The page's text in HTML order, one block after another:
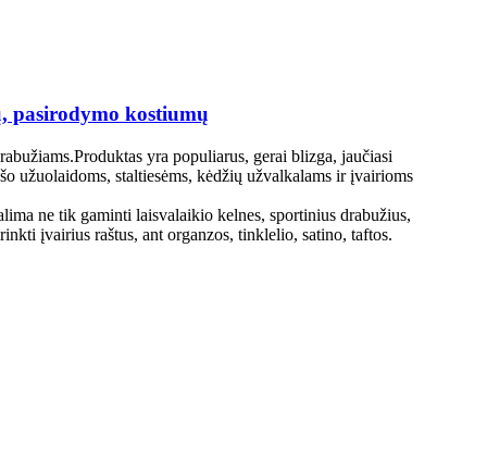
pasirodymo kostiumų
yra populiarus, gerai blizga, jaučiasi
užuolaidoms, staltiesėms, kėdžių užvalkalams ir įvairioms
ne tik gaminti laisvalaikio kelnes, sportinius drabužius,
įvairius raštus, ant organzos, tinklelio, satino, taftos.